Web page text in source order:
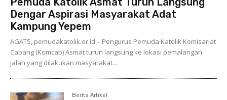
Dengar Aspirasi Masyarakat Adat
Kampung Yepem
AGATS, pemudakatolik.or.id – Pengurus Pemuda Katolik Komisariat
Cabang (Komcab) Asmat turun langsung ke lokasi pemalangan
jalan yang dilakukan masyarakat...
Berita Artikel